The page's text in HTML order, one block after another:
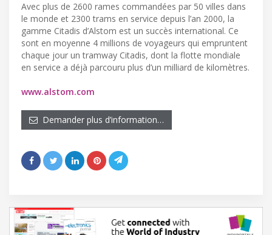
Avec plus de 2600 rames commandées par 50 villes dans
le monde et 2300 trams en service depuis l’an 2000, la
gamme Citadis d’Alstom est un succès international. Ce
sont en moyenne 4 millions de voyageurs qui empruntent
chaque jour un tramway Citadis, dont la flotte mondiale
en service a déjà parcouru plus d’un milliard de kilomètres.
www.alstom.com
Demander plus d’information…